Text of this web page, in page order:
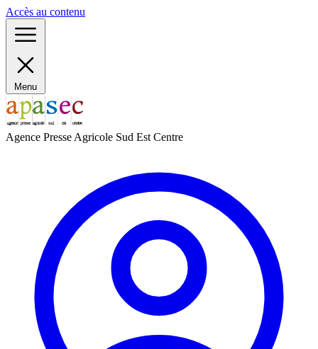
Accès au contenu
Menu
Agence Presse Agricole Sud Est Centre
Panneau de gestion des cookies